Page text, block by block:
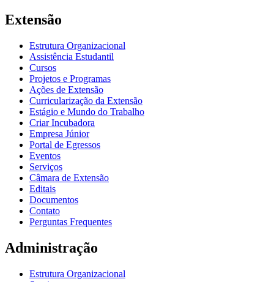
Extensão
Estrutura Organizacional
Assistência Estudantil
Cursos
Projetos e Programas
Ações de Extensão
Curricularização da Extensão
Estágio e Mundo do Trabalho
Criar Incubadora
Empresa Júnior
Portal de Egressos
Eventos
Serviços
Câmara de Extensão
Editais
Documentos
Contato
Perguntas Frequentes
Administração
Estrutura Organizacional